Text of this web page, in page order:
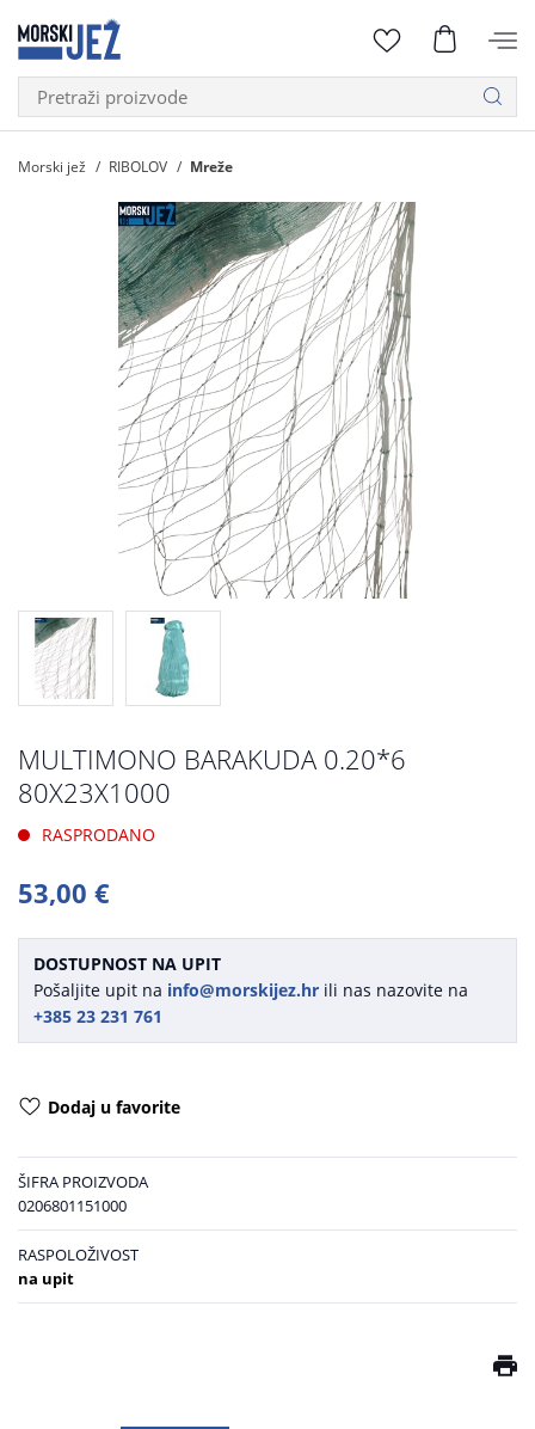
Morski jež RIBOLOV Mreže
MULTIMONO BARAKUDA 0.20*6
80X23X1000
RASPRODANO
53,00 €
DOSTUPNOST NA UPIT
Pošaljite upit na info@morskijez.hr ili nas nazovite na
+385 23 231 761
Dodaj u favorite
ŠIFRA PROIZVODA
0206801151000
RASPOLOŽIVOST
na upit